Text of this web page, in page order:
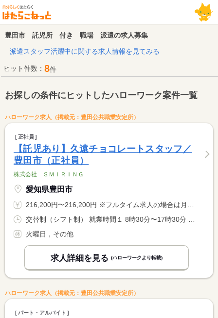
豊田市 託児所 付き 職場 派遣の求人募集
派遣スタッフ活躍中に関する求人情報を見てみる
ヒット件数： 8件
お探しの条件にヒットしたハローワーク案件一覧
ハローワーク求人（掲載元：豊田公共職業安定所）
正社員
【託児あり】久遠チョコレートスタッフ／
豊田市（正社員）
株式会社 ＳＭＩＲＩＮＧ
愛知県豊田市
216,200円〜216,200円 ※フルタイム求人の場合は月額（換算額）、パート求人の場合は時間額を表示しています。
火曜日，その他
求人詳細を見る (ハローワークより転載)
ハローワーク求人（掲載元：豊田公共職業安定所）
パート・アルバイト